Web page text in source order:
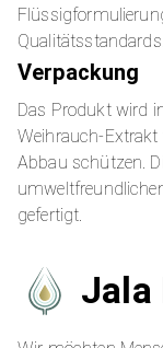
Qualitätsstandards.
Verpackung
Das Produkt wird
Weihrauch-
Abbau schützen.
gefertigt.
Jala